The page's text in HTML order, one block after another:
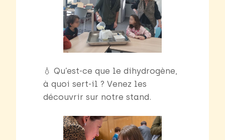
💧 Qu’est-ce que le dihydrogène,
à quoi sert-il ? Venez les
découvrir sur notre stand.